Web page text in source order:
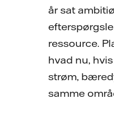
år sat
ressource.
hvad nu,
strøm,
samme